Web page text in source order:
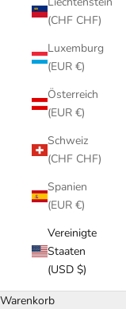
(CHF CHF)
Luxemburg
(EUR €)
Österreich
(EUR €)
Schweiz
(CHF CHF)
Spanien
(EUR €)
Vereinigte
Staaten
(USD $)
Warenkorb